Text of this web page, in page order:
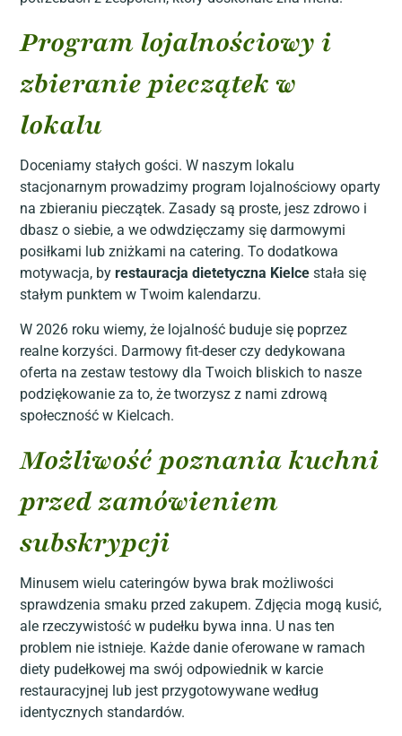
Program lojalnościowy i
zbieranie pieczątek w
lokalu
Doceniamy stałych gości. W naszym lokalu
stacjonarnym prowadzimy program lojalnościowy oparty
na zbieraniu pieczątek. Zasady są proste, jesz zdrowo i
dbasz o siebie, a we odwdzięczamy się darmowymi
posiłkami lub zniżkami na catering. To dodatkowa
motywacja, byrestauracja dietetyczna Kielce stała się
stałym punktem w Twoim kalendarzu.
W 2026 roku wiemy, że lojalność buduje się poprzez
realne korzyści. Darmowy fit-deser czy dedykowana
oferta na zestaw testowy dla Twoich bliskich to nasze
podziękowanie za to, że tworzysz z nami zdrową
społeczność w Kielcach.
Możliwość poznania kuchni
przed zamówieniem
subskrypcji
Minusem wielu cateringów bywa brak możliwości
sprawdzenia smaku przed zakupem. Zdjęcia mogą kusić,
ale rzeczywistość w pudełku bywa inna. U nas ten
problem nie istnieje. Każde danie oferowane w ramach
diety pudełkowej ma swój odpowiednik w karcie
restauracyjnej lub jest przygotowywane według
identycznych standardów.